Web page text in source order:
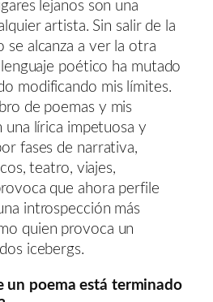
lejanos son una
artista. Sin salir de la
alcanza a ver la otra
poético ha mutado
modificando mis límites.
de poemas y mis
una lírica impetuosa y
fases de narrativa,
teatro, viajes,
que ahora perfile
introspección más
quien provoca un
icebergs.
un poema está terminado